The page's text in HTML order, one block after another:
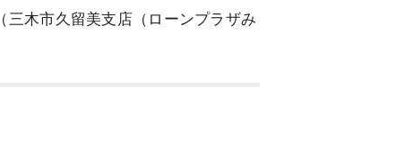
（三木市久留美支店（ローンプラザみ